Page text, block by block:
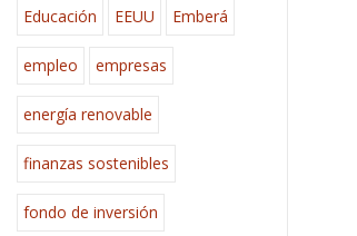
Educación EEUU Emberá
empleo empresas
energía renovable
finanzas sostenibles
fondo de inversión